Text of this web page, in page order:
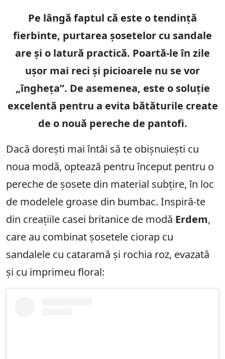
Pe lângă faptul că este o tendință
fierbinte, purtarea șosetelor cu sandale
are și o latură practică. Poartă-le în zile
ușor mai reci și picioarele nu se vor
„îngheța”. De asemenea, este o soluție
excelentă pentru a evita bătăturile create
de o nouă pereche de pantofi.
Dacă dorești mai întâi să te obișnuiești cu
noua modă, optează pentru început pentru o
pereche de șosete din material subțire, în loc
de modelele groase din bumbac. Inspiră-te
din creațiile casei britanice de modă Erdem,
care au combinat șosetele ciorap cu
sandalele cu cataramă și rochia roz, evazată
și cu imprimeu floral: